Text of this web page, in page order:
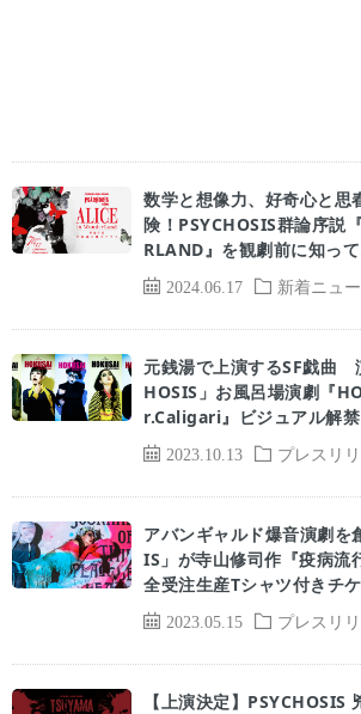
2024.06.17 新着ニュー
数学と想像力、好奇心と思
険！PSYCHOSIS群論序説
RLAND』を観劇前に知っ
2023.10.13 プレスリ
元銭湯で上演するSF戯曲
HOSIS」お風呂場演劇『
r.Caligari』ビジュアル解禁
2023.05.15 プレスリ
アバンギャルド爆音演劇を
IS」が寺山修司作『疫病
全受注生産Tシャツ付きチ
【上演決定】PSYCHOSIS